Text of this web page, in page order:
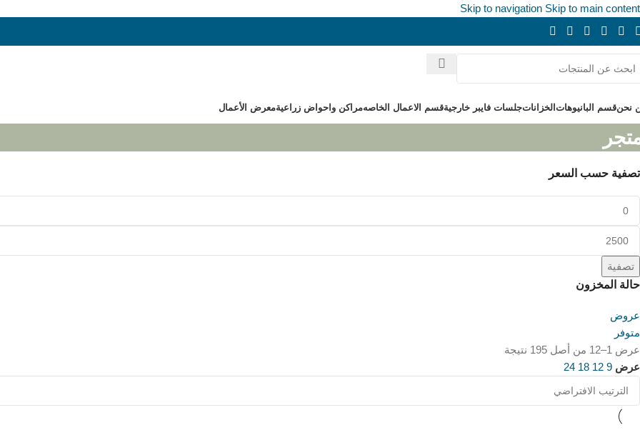
Skip to navigation Skip to main content
نحنقسم البانيوهاتالخزاناتجلسات فايبر خارجيةقسم الاعمال الخاصهمراكن واحواض زراعيةمعرض الأعمال
تصفية حسب السعر
تصفية
حالة المخزون
عروض
متوفر
عرض 1–12 من أصل 195 نتيجة
عرض 9
12
18
24